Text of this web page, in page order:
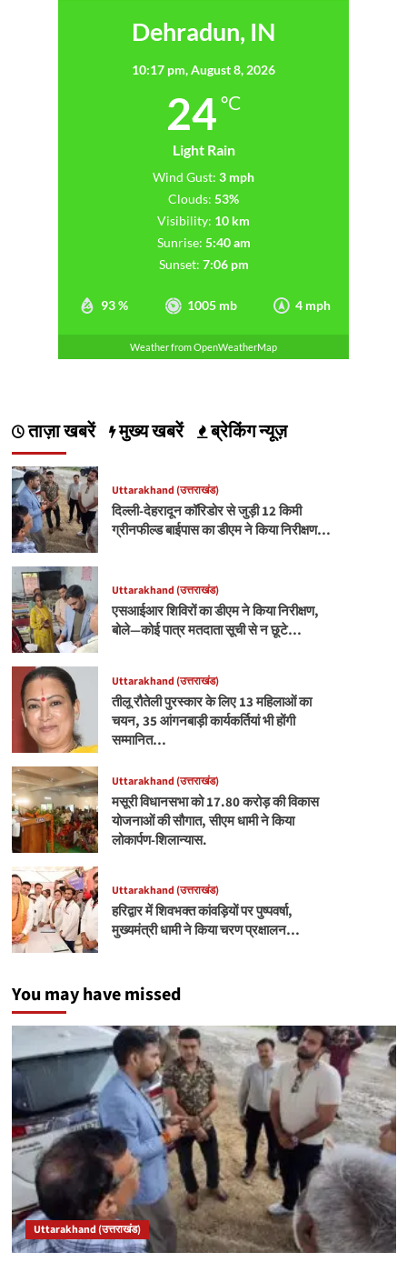
Dehradun, IN
10:17 pm,August 8, 2026
24 °C
Light Rain
93 % 1005 mb 4 mph
Wind Gust: 3 mph
Clouds: 53%
Visibility: 10 km
Sunrise: 5:40 am
Sunset: 7:06 pm
Weather from OpenWeatherMap
ताज़ा खबरें मुख्य खबरें ब्रेकिंग न्यूज़
Uttarakhand (उत्तराखंड)
दिल्ली-देहरादून कॉरिडोर से जुड़ी 12 किमी
ग्रीनफील्ड बाईपास का डीएम ने किया निरीक्षण…
Uttarakhand (उत्तराखंड)
एसआईआर शिविरों का डीएम ने किया निरीक्षण,
बोले—कोई पात्र मतदाता सूची से न छूटे…
Uttarakhand (उत्तराखंड)
तीलू रौतेली पुरस्कार के लिए 13 महिलाओं का
चयन, 35 आंगनबाड़ी कार्यकर्तियां भी होंगी
सम्मानित…
Uttarakhand (उत्तराखंड)
मसूरी विधानसभा को 17.80 करोड़ की विकास
योजनाओं की सौगात, सीएम धामी ने किया
लोकार्पण-शिलान्यास.
Uttarakhand (उत्तराखंड)
हरिद्वार में शिवभक्त कांवड़ियों पर पुष्पवर्षा,
मुख्यमंत्री धामी ने किया चरण प्रक्षालन…
You may have missed
Uttarakhand (उत्तराखंड)